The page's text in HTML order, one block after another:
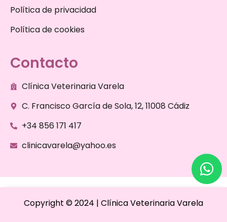
Política de privacidad
Política de cookies
Contacto
Clínica Veterinaria Varela
C. Francisco García de Sola, 12, 11008 Cádiz
+34 856 171 417
clinicavarela@yahoo.es
Copyright © 2024 | Clínica Veterinaria Varela